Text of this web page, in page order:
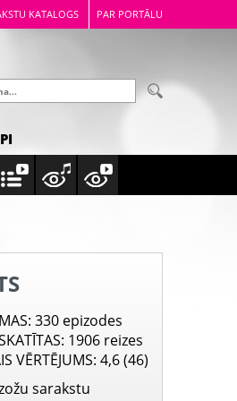
KATALOGS PAR PORTĀLU
: 330 epizodes
: 1906 reizes
VĒRTĒJUMS: 4,6 (46)
sarakstu